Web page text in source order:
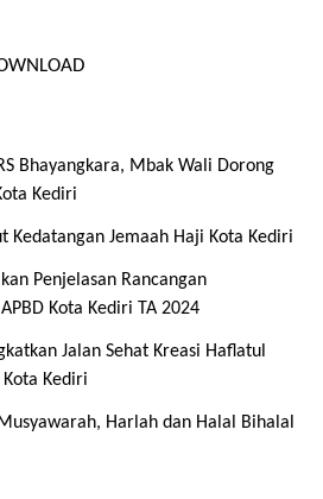
Bhayangkara, Mbak Wali Dorong
Kediri
Kedatangan Jemaah Haji Kota Kediri
Penjelasan Rancangan
Kota Kediri TA 2024
Jalan Sehat Kreasi Haflatul
Kediri
Harlah dan Halal Bihalal